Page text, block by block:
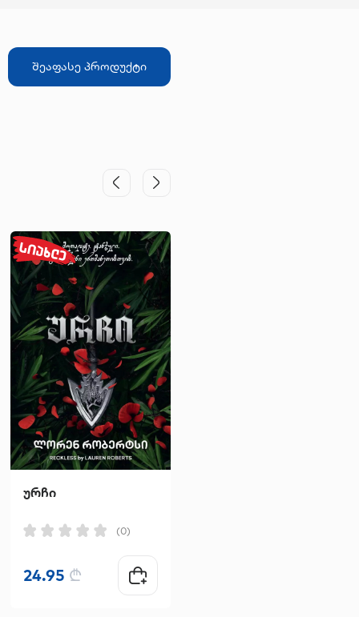
შეაფასე პროდუქტი
ურჩი
(0)
24.95 ₾